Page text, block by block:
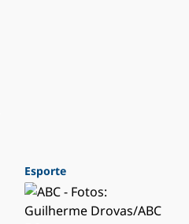
Esporte